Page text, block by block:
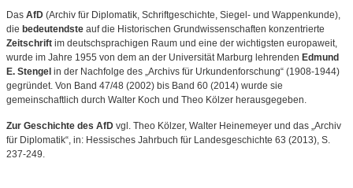
Das AfD (Archiv für Diplomatik, Schriftgeschichte, Siegel- und Wappenkunde),
die bedeutendste auf die Historischen Grundwissenschaften konzentrierte
Zeitschrift im deutschsprachigen Raum und eine der wichtigsten europaweit,
wurde im Jahre 1955 von dem an der Universität Marburg lehrenden Edmund
E. Stengel in der Nachfolge des „Archivs für Urkundenforschung“ (1908-1944)
gegründet. Von Band 47/48 (2002) bis Band 60 (2014) wurde sie
gemeinschaftlich durch Walter Koch und Theo Kölzer herausgegeben.
Zur Geschichte des AfD vgl. Theo Kölzer, Walter Heinemeyer und das „Archiv
für Diplomatik“, in: Hessisches Jahrbuch für Landesgeschichte 63 (2013), S.
237-249.